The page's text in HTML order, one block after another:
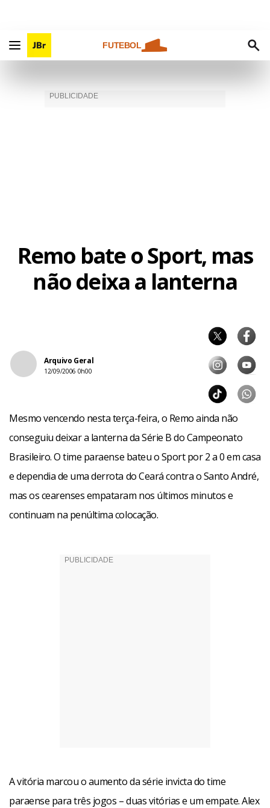
FUTEBOL
Remo bate o Sport, mas
não deixa a lanterna
Arquivo Geral
12/09/2006 0h00
Mesmo vencendo nesta terça-feira, o Remo ainda não
conseguiu deixar a lanterna da Série B do Campeonato
Brasileiro. O time paraense bateu o Sport por 2 a 0 em casa
e dependia de uma derrota do Ceará contra o Santo André,
mas os cearenses empataram nos últimos minutos e
continuam na penúltima colocação.
A vitória marcou o aumento da série invicta do time
paraense para três jogos – duas vitórias e um empate. Alex